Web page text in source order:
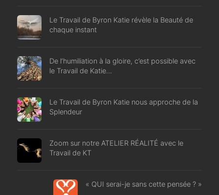
Le Travail de Byron Katie révèle la Beauté de
chaque instant
De l’humiliation à la gloire, c’est possible avec
le Travail de Katie…
Le Travail de Byron Katie nous approche de la
Splendeur
Zoom sur notre ATELIER RÉALITÉ avec le
Travail de KT
« QUI serai-je sans cette pensée ? »